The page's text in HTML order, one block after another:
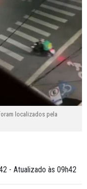
localizados pela
- Atualizado às 09h42